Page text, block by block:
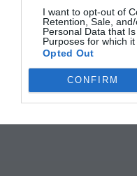
I want to opt-out of
Retention, Sale,
Personal Data that
Purposes for which it
Opted Out
CONFIRM